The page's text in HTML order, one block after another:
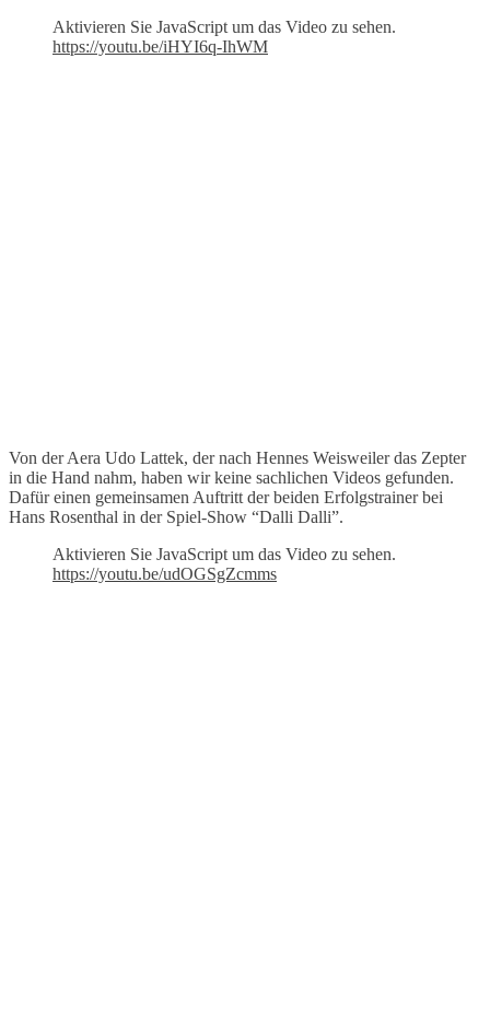
Aktivieren Sie JavaScript um das Video zu sehen.
https://youtu.be/iHYI6q-IhWM
Von der Aera Udo Lattek, der nach Hennes Weisweiler das Zepter
in die Hand nahm, haben wir keine sachlichen Videos gefunden.
Dafür einen gemeinsamen Auftritt der beiden Erfolgstrainer bei
Hans Rosenthal in der Spiel-Show “Dalli Dalli”.
Aktivieren Sie JavaScript um das Video zu sehen.
https://youtu.be/udOGSgZcmms